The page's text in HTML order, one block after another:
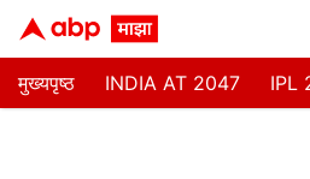
मुख्यपृष्ठ INDIA AT 2047 IPL